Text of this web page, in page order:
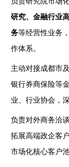
研究、金融行业
务等经营性业务
作体系。
主动对接成都市
银行券商保险等
业、行业协会，
负责对外商务洽
拓展高端政企客
市场化核心客户池